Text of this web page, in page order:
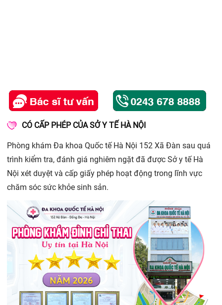
CÓ CẤP PHÉP CỦA SỞ Y TẾ HÀ NỘI
Phòng khám Đa khoa Quốc tế Hà Nội 152 Xã Đàn sau quá
trình kiểm tra, đánh giá nghiêm ngặt đã được Sở y tế Hà
Nội xét duyệt và cấp giấy phép hoạt động trong lĩnh vực
chăm sóc sức khỏe sinh sản.